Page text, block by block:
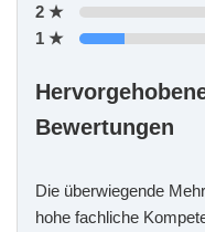
2 ★
1 ★
Bewertungen
Die überwiegende
hohe fachliche